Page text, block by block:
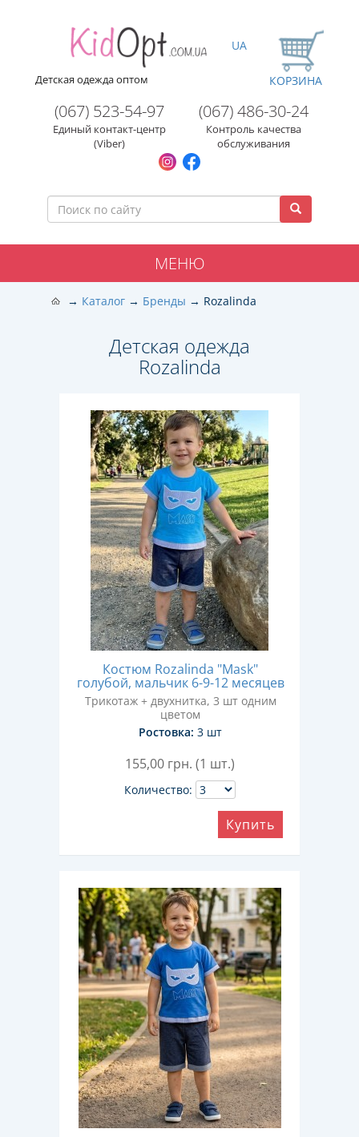
Детская одежда оптом
(067) 523-54-97
Единый контакт-центр
(Viber)
(067) 486-30-24
Контроль качества
обслуживания
UA
КОРЗИНА
МЕНЮ
Каталог Бренды Rozalinda
Детская одежда
Rozalinda
Костюм Rozalinda "Mask"
голубой, мальчик 6-9-12 месяцев
Трикотаж + двухнитка, 3 шт одним
цветом
Ростовка: 3 шт
155,00 грн. (1 шт.)
Количество:
Купить